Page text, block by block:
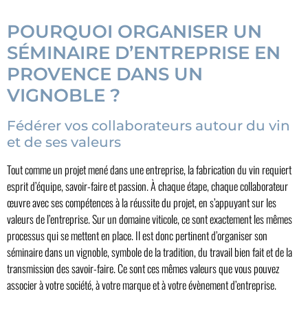
POURQUOI ORGANISER UN
SÉMINAIRE D’ENTREPRISE EN
PROVENCE DANS UN
VIGNOBLE ?
Fédérer vos collaborateurs autour du vin
et de ses valeurs
Tout comme un projet mené dans une entreprise, la fabrication du vin requiert
esprit d’équipe, savoir-faire et passion. À chaque étape, chaque collaborateur
œuvre avec ses compétences à la réussite du projet, en s’appuyant sur les
valeurs de l’entreprise. Sur un domaine viticole, ce sont exactement les mêmes
processus qui se mettent en place. Il est donc pertinent d’organiser son
séminaire dans un vignoble, symbole de la tradition, du travail bien fait et de la
transmission des savoir-faire. Ce sont ces mêmes valeurs que vous pouvez
associer à votre société, à votre marque et à votre évènement d’entreprise.